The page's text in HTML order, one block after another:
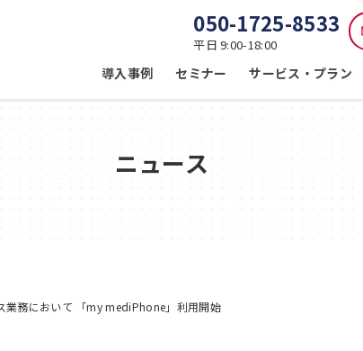
050-1725-8533
平日 9:00-18:00
導入事例 セミナー サービス・プラン
ニュース
業務において 「my mediPhone」利用開始